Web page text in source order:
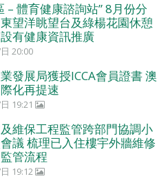
– 體育健康諮詢站” 8月份分
望洋眺望台及綠楊花園休憩
有健康資訊推廣
20:00
發展局獲授ICCA會員證書 澳
化再提速
19:21
維保工程監管跨部門協調小
議 梳理已入住樓宇外牆維修
管流程
19:12